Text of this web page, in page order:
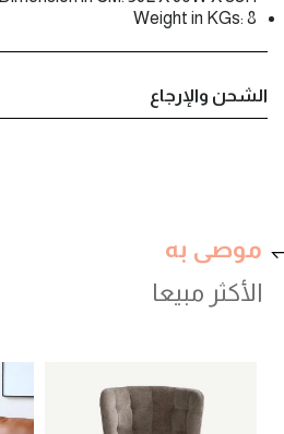
Weight in KGs: 8
الشحن والإرجاع
موصى به
الأكثر مبيعا